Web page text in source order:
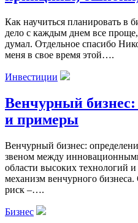
Как научиться планировать в
дело с каждым днем все
думал. Отдельное спасибо
меня в свое время этой….
Инвестиции
Венчурный бизнес:
и примеры
Венчурный бизнес:
звеном между
области высоких технологий
механизм венчурного
риск –….
Бизнес